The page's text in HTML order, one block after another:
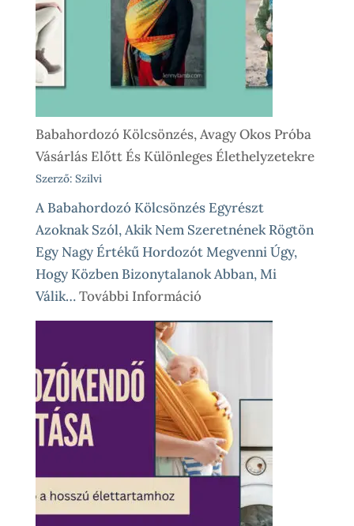
Működik
Nálunk
Babahordozó Kölcsönzés, Avagy Okos Próba
Vásárlás Előtt És Különleges Élethelyzetekre
Szerző: Szilvi
A Babahordozó Kölcsönzés Egyrészt
Azoknak Szól, Akik Nem Szeretnének Rögtön
Egy Nagy Értékű Hordozót Megvenni Úgy,
Hogy Közben Bizonytalanok Abban, Mi
Válik…További Információ:
Babahordozó
Avagy
Okos
Próba
Vásárlás
Előtt
És
Különleges
Élethelyzetekre